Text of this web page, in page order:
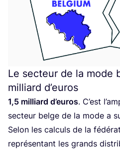
Le secteur de la mode
milliard d’euros
1,5 mil­liard d’eu­ros. C’est
sec­teur belge de la mode a
Selon les cal­culs de la
repré­sen­tant les grands